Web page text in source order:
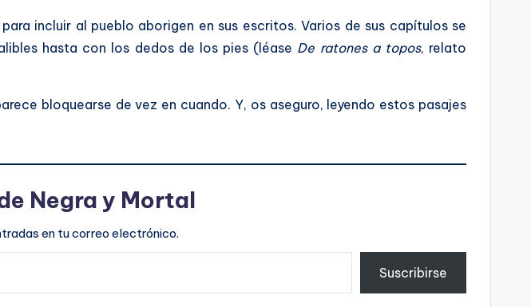
incluir al pueblo aborigen en sus escritos. Varios de sus capítulos se
hasta con los dedos de los pies (léase De ratones a topos, relato
bloquearse de vez en cuando. Y, os aseguro, leyendo estos pasajes
Negra y Mortal
en tu correo electrónico.
Suscribirse